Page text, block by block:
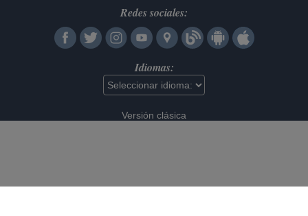
Redes sociales:
Idiomas:
Versión clásica